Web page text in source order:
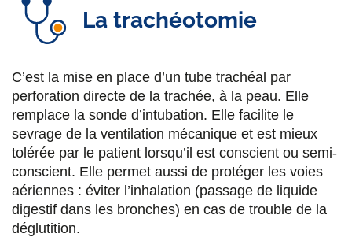
La trachéotomie
C’est la mise en place d’un tube trachéal par
perforation directe de la trachée, à la peau. Elle
remplace la sonde d’intubation. Elle facilite le
sevrage de la ventilation mécanique et est mieux
tolérée par le patient lorsqu’il est conscient ou semi-
conscient. Elle permet aussi de protéger les voies
aériennes : éviter l’inhalation (passage de liquide
digestif dans les bronches) en cas de trouble de la
déglutition.